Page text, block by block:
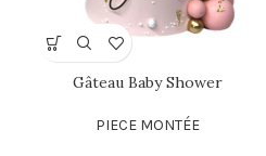
Gâteau Baby Shower
PIECE MONTÉE